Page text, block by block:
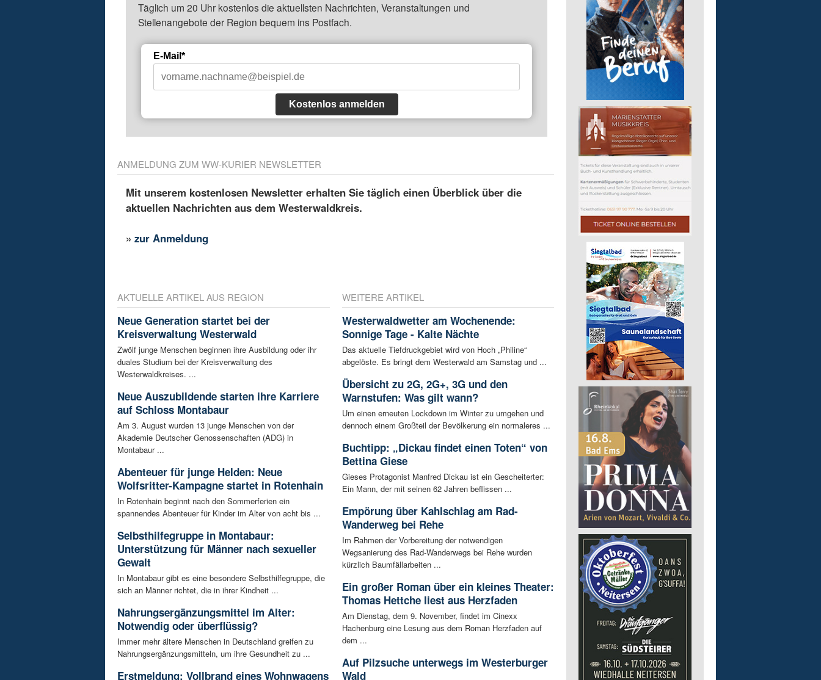
Täglich um 20 Uhr kostenlos die aktuellsten Nachrichten, Veranstaltungen und
Stellenangebote der Region bequem ins Postfach.
E-Mail*
Kostenlos anmelden
ANMELDUNG ZUM WW-KURIER NEWSLETTER
Mit unserem kostenlosen Newsletter erhalten Sie täglich einen Überblick über die
aktuellen Nachrichten aus dem Westerwaldkreis.
»zur Anmeldung
AKTUELLE ARTIKEL AUS REGION
Neue Generation startet bei der
Kreisverwaltung Westerwald
Zwölf junge Menschen beginnen ihre Ausbildung oder ihr
duales Studium bei der Kreisverwaltung des
Westerwaldkreises. ...
Neue Auszubildende starten ihre Karriere
auf Schloss Montabaur
Am 3. August wurden 13 junge Menschen von der
Akademie Deutscher Genossenschaften (ADG) in
Montabaur ...
Abenteuer für junge Helden: Neue
Wolfsritter-Kampagne startet in Rotenhain
In Rotenhain beginnt nach den Sommerferien ein
spannendes Abenteuer für Kinder im Alter von acht bis ...
Selbsthilfegruppe in Montabaur:
Unterstützung für Männer nach sexueller
Gewalt
In Montabaur gibt es eine besondere Selbsthilfegruppe, die
sich an Männer richtet, die in ihrer Kindheit ...
Nahrungsergänzungsmittel im Alter:
Notwendig oder überflüssig?
Immer mehr ältere Menschen in Deutschland greifen zu
Nahrungsergänzungsmitteln, um ihre Gesundheit zu ...
Erstmeldung: Vollbrand eines Wohnwagens
WEITERE ARTIKEL
Westerwaldwetter am Wochenende:
Sonnige Tage - Kalte Nächte
Das aktuelle Tiefdruckgebiet wird von Hoch „Philine“
abgelöste. Es bringt dem Westerwald am Samstag und ...
Übersicht zu 2G, 2G+, 3G und den
Warnstufen: Was gilt wann?
Um einen erneuten Lockdown im Winter zu umgehen und
dennoch einem Großteil der Bevölkerung ein normaleres ...
Buchtipp: „Dickau findet einen Toten“ von
Bettina Giese
Gieses Protagonist Manfred Dickau ist ein Gescheiterter:
Ein Mann, der mit seinen 62 Jahren beflissen ...
Empörung über Kahlschlag am Rad-
Wanderweg bei Rehe
Im Rahmen der Vorbereitung der notwendigen
Wegsanierung des Rad-Wanderwegs bei Rehe wurden
kürzlich Baumfällarbeiten ...
Ein großer Roman über ein kleines Theater:
Thomas Hettche liest aus Herzfaden
Am Dienstag, dem 9. November, findet im Cinexx
Hachenburg eine Lesung aus dem Roman Herzfaden auf
dem ...
Auf Pilzsuche unterwegs im Westerburger
Wald